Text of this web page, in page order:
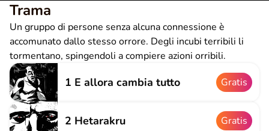
Trama
Un gruppo di persone senza alcuna connessione è
accomunato dallo stesso orrore. Degli incubi terribili li
tormentano, spingendoli a compiere azioni orribili.
1 E allora cambia tutto Gratis
2 Hetarakru Gratis